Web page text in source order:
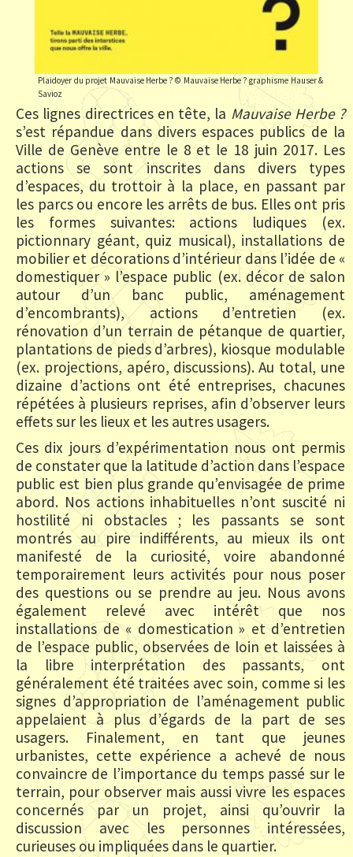
Plaidoyer du projet Mauvaise Herbe ? © Mauvaise Herbe ? graphisme Hauser &
Savioz
Ces lignes directrices en tête, la Mauvaise Herbe ?
s’est répandue dans divers espaces publics de la
Ville de Genève entre le 8 et le 18 juin 2017. Les
actions se sont inscrites dans divers types
d’espaces, du trottoir à la place, en passant par
les parcs ou encore les arrêts de bus. Elles ont pris
les formes suivantes: actions ludiques (ex.
pictionnary géant, quiz musical), installations de
mobilier et décorations d’intérieur dans l’idée de «
domestiquer » l’espace public (ex. décor de salon
autour d’un banc public, aménagement
d’encombrants), actions d’entretien (ex.
rénovation d’un terrain de pétanque de quartier,
plantations de pieds d’arbres), kiosque modulable
(ex. projections, apéro, discussions). Au total, une
dizaine d’actions ont été entreprises, chacunes
répétées à plusieurs reprises, afin d’observer leurs
effets sur les lieux et les autres usagers.
Ces dix jours d’expérimentation nous ont permis
de constater que la latitude d’action dans l’espace
public est bien plus grande qu’envisagée de prime
abord. Nos actions inhabituelles n’ont suscité ni
hostilité ni obstacles ; les passants se sont
montrés au pire indifférents, au mieux ils ont
manifesté de la curiosité, voire abandonné
temporairement leurs activités pour nous poser
des questions ou se prendre au jeu. Nous avons
également relevé avec intérêt que nos
installations de « domestication » et d’entretien
de l’espace public, observées de loin et laissées à
la libre interprétation des passants, ont
généralement été traitées avec soin, comme si les
signes d’appropriation de l’aménagement public
appelaient à plus d’égards de la part de ses
usagers. Finalement, en tant que jeunes
urbanistes, cette expérience a achevé de nous
convaincre de l’importance du temps passé sur le
terrain, pour observer mais aussi vivre les espaces
concernés par un projet, ainsi qu’ouvrir la
discussion avec les personnes intéressées,
curieuses ou impliquées dans le quartier.